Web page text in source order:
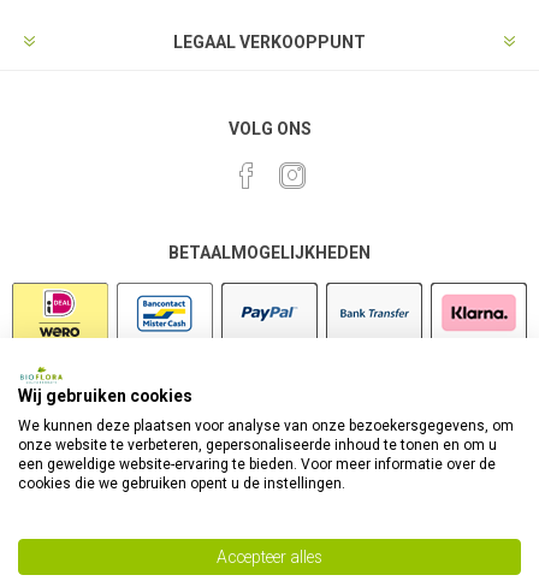
LEGAAL VERKOOPPUNT
VOLG ONS
BETAALMOGELIJKHEDEN
Wij gebruiken cookies
We kunnen deze plaatsen voor analyse van onze bezoekersgegevens, om
onze website te verbeteren, gepersonaliseerde inhoud te tonen en om u
een geweldige website-ervaring te bieden. Voor meer informatie over de
cookies die we gebruiken opent u de instellingen.
Accepteer alles